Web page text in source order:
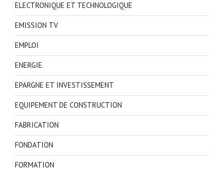
ELECTRONIQUE ET TECHNOLOGIQUE
EMISSION TV
EMPLOI
ENERGIE
EPARGNE ET INVESTISSEMENT
EQUIPEMENT DE CONSTRUCTION
FABRICATION
FONDATION
FORMATION